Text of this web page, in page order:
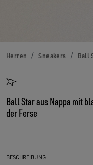
Herren Sneakers Ball
Ball Star aus Nappa mit
der Ferse
BESCHREIBUNG